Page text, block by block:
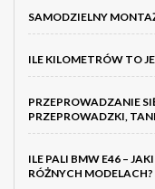
SAMODZIELNY
ILE KILOMETRÓW TO
PRZEPROWADZANIE
PRZEPROWADZKI,
ILE PALI BMW E46 –
RÓŻNYCH MODELACH?